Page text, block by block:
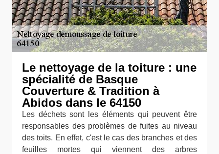
Le nettoyage de la toiture : une
spécialité de Basque
Couverture & Tradition à
Abidos dans le 64150
Les déchets sont les éléments qui peuvent être
responsables des problèmes de fuites au niveau
des toits. En effet, c'est le cas des branches et des
feuilles mortes qui viennent des arbres